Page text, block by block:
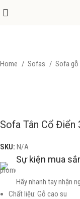
Home Sofas Sofa gỗ
Sofa Tân Cổ Điển
SKU:N/A
Sự kiện mua
Hãy nhanh tay nhận
Chất liệu: Gỗ cao su